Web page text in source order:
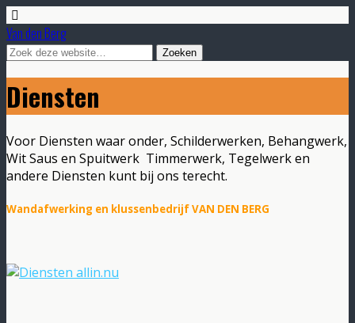
Van den Berg
Diensten
Voor Diensten waar onder, Schilderwerken, Behangwerk,
Wit Saus en Spuitwerk Timmerwerk, Tegelwerk en
andere Diensten kunt bij ons terecht.
Wandafwerking en klussenbedrijf VAN DEN BERG